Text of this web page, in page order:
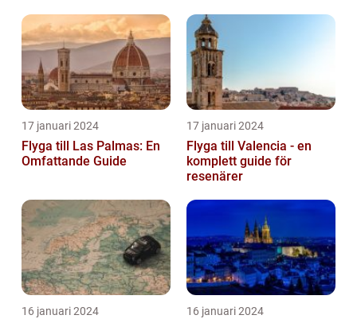
17 januari 2024
Flyga till Las Palmas: En
Omfattande Guide
17 januari 2024
Flyga till Valencia - en
komplett guide för
resenärer
16 januari 2024 16 januari 2024